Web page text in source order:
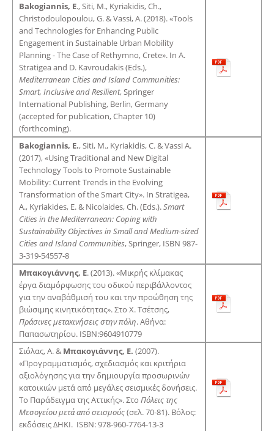
Bakogiannis, E., Siti, M., Kyriakidis, Ch.,
Christodoulopoulou, G. & Vassi, A. (2018). «Tools
and Technologies for Enhancing Public
Engagement in Sustainable Urban Mobility
Planning - The Case of Rethymno, Crete». In A.
Stratigea and D. Kavroudakis (Eds.),
Mediterranean Cities and Island Communities:
Smart, Inclusive and Resilient, Springer
International Publishing, Berlin, Germany
(accepted for publication, Chapter 10)
(forthcoming).
Bakogiannis, E., Siti, M., Kyriakidis, C. & Vassi A.
(2017), «Using Traditional and New Digital
Technology Tools to Promote Sustainable
Mobility: Current Trends in the Evolving
Transformation of the Smart City». In Stratigea,
A., Kyriakides, E. & Nicolaides, Ch. (Eds.).Smart
Cities in the Mediterranean: Coping with
Sustainability Objectives in Small and Medium-sized
Cities and Island Communities, Springer, ISBN 987-
3-319-54557-8
Μπακογιάννης, Ε. (2013). «Μικρής κλίμακας
έργα διαμόρφωσης του οδικού περιβάλλοντος
για την αναβάθμισή του και την προώθηση της
βιώσιμης κινητικότητας». Στο Χ. Τσέτσης,
Πράσινες μετακινήσεις στην πόλη. Αθήνα:
Παπασωτηρίου. ISBN:9604910779
Σιόλας, Α. & Μπακογιάννης, Ε. (2007).
«Προγραμματισμός, σχεδιασμός και κριτήρια
αξιολόγησης για την δημιουργία προσωρινών
κατοικιών μετά από μεγάλες σεισμικές δονήσεις.
Το Παράδειγμα της Αττικής». Στο Πόλεις της
Μεσογείου μετά από σεισμούς(σελ. 70-81). Βόλος:
εκδόσεις ΔΗΚΙ. ISBN: 978-960-7764-13-3